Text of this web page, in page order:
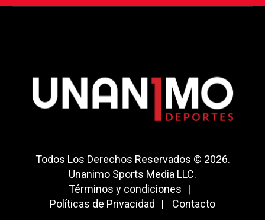
Todos Los Derechos Reservados © 2026.
Unanimo Sports Media LLC.
Términos y condiciones
Políticas de Privacidad
Contacto